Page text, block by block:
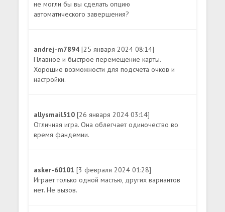
не могли бы вы сделать опцию
автоматического завершения?
andrej-m7894[25 января 2024 08:14]
Плавное и быстрое перемещение карты.
Хорошие возможности для подсчета очков и
настройки.
allysmail510[26 января 2024 03:14]
Отличная игра. Она облегчает одиночество во
время фандемии.
asker-60101[3 февраля 2024 01:28]
Играет только одной мастью, других вариантов
нет. Не вызов.